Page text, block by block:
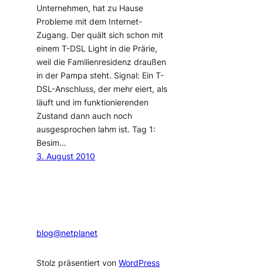
Unternehmen, hat zu Hause
Probleme mit dem Internet-
Zugang. Der quält sich schon mit
einem T-DSL Light in die Prärie,
weil die Familienresidenz draußen
in der Pampa steht. Signal: Ein T-
DSL-Anschluss, der mehr eiert, als
läuft und im funktionierenden
Zustand dann auch noch
ausgesprochen lahm ist. Tag 1:
Besim…
3. August 2010
blog@netplanet
Stolz präsentiert vonWordPress